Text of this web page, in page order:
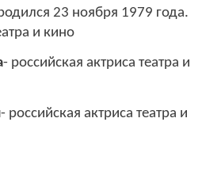
23 ноября 1979 года.
и кино
- российская актриса театра и
- российская актриса театра и